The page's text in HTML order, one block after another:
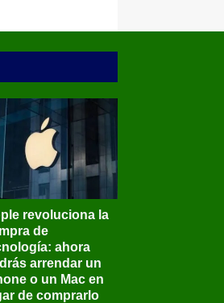
revoluciona la
de
ahora
arrendar un
o un Mac en
de comprarlo